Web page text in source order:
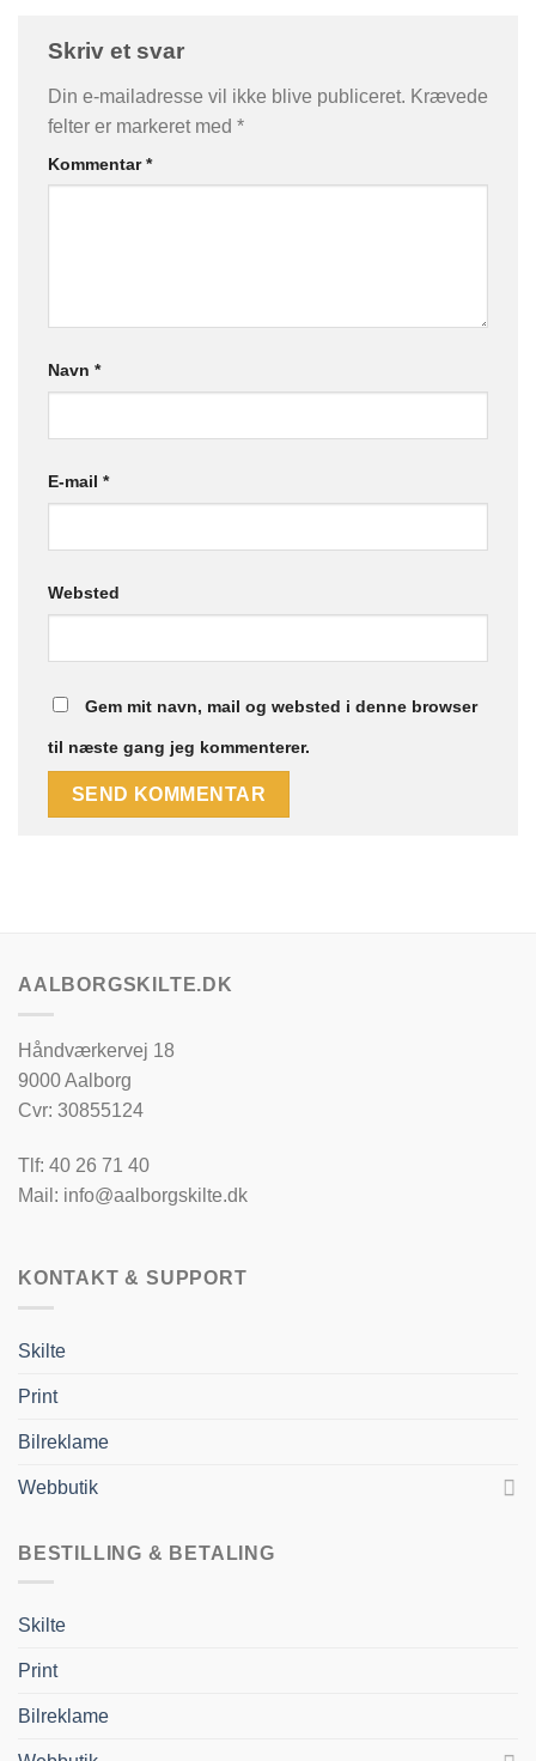
Skriv et svar
Din e-mailadresse vil ikke blive publiceret. Krævede
felter er markeret med *
Kommentar*
Navn *
E-mail *
Websted
Gem mit navn, mail og websted i denne browser
til næste gang jeg kommenterer.
AALBORGSKILTE.DK
Håndværkervej 18
9000 Aalborg
Cvr: 30855124
Tlf: 40 26 71 40
Mail: info@aalborgskilte.dk
KONTAKT & SUPPORT
Skilte
Print
Bilreklame
Webbutik
BESTILLING & BETALING
Skilte
Print
Bilreklame